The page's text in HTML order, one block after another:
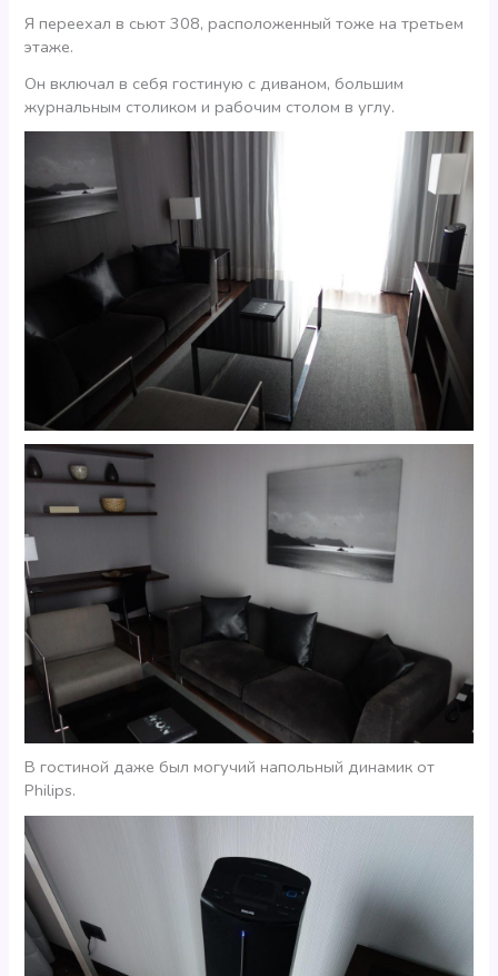
Я переехал в сьют 308, расположенный тоже на третьем
этаже.
Он включал в себя гостиную с диваном, большим
журнальным столиком и рабочим столом в углу.
В гостиной даже был могучий напольный динамик от
Philips.